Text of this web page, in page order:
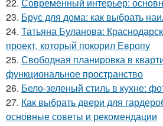
23. Брус для дома: как выбрать
24. Татьяна Буланова:
проект, который покорил Европу
25. Свободная планировка в
функциональное пространство
26. Бело-зеленый стиль в кухне:
27. Как выбрать двери для
основные советы и рекомендации